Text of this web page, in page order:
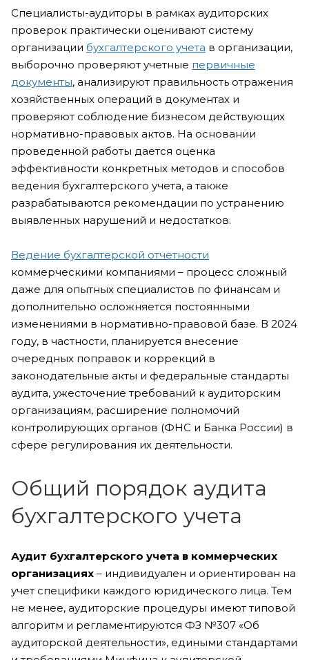
Специалисты-аудиторы в рамках аудиторских
проверок практически оценивают систему
организации бухгалтерского учета в организации,
выборочно проверяют учетные первичные
документы, анализируют правильность отражения
хозяйственных операций в документах и
проверяют соблюдение бизнесом действующих
нормативно-правовых актов. На основании
проведенной работы дается оценка
эффективности конкретных методов и способов
ведения бухгалтерского учета, а также
разрабатываются рекомендации по устранению
выявленных нарушений и недостатков.
Ведение бухгалтерской отчетности
коммерческими компаниями – процесс сложный
даже для опытных специалистов по финансам и
дополнительно осложняется постоянными
изменениями в нормативно-правовой базе. В 2024
году, в частности, планируется внесение
очередных поправок и коррекций в
законодательные акты и федеральные стандарты
аудита, ужесточение требований к аудиторским
организациям, расширение полномочий
контролирующих органов (ФНС и Банка России) в
сфере регулирования их деятельности.
Общий порядок аудита
бухгалтерского учета
Аудит бухгалтерского учета в коммерческих
организациях – индивидуален и ориентирован на
учет специфики каждого юридического лица. Тем
не менее, аудиторские процедуры имеют типовой
алгоритм и регламентируются ФЗ №307 «Об
аудиторской деятельности», едиными стандартами